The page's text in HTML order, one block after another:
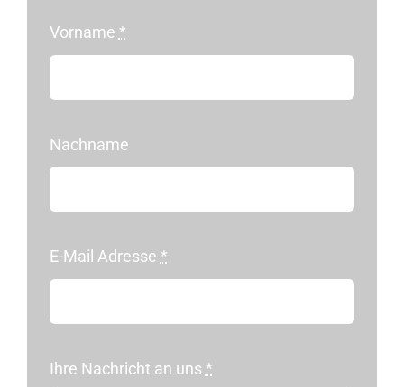
Vorname *
Nachname
E-Mail Adresse *
Ihre Nachricht an uns *